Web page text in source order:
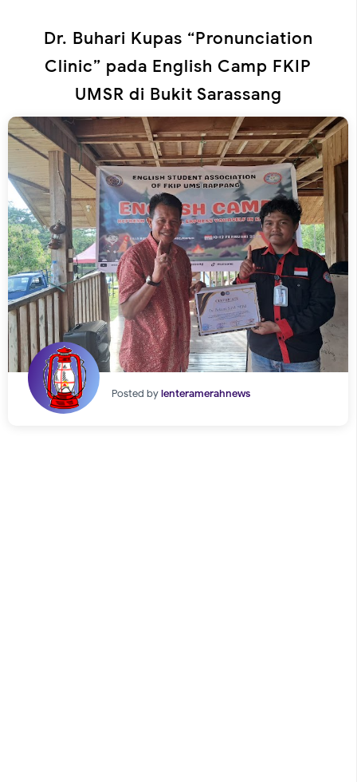
Dr. Buhari Kupas “Pronunciation
Clinic” pada English Camp FKIP
UMSR di Bukit Sarassang
Posted bylenteramerahnews